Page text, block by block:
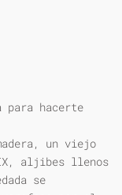
para hacerte
un viejo
aljibes llenos
se